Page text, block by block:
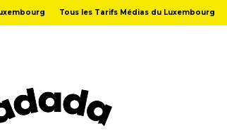
Tous les Tarifs Médias du Luxembourg